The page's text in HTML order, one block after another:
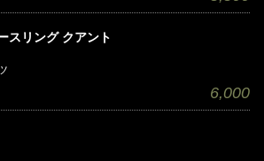
スリング クアント
6,000